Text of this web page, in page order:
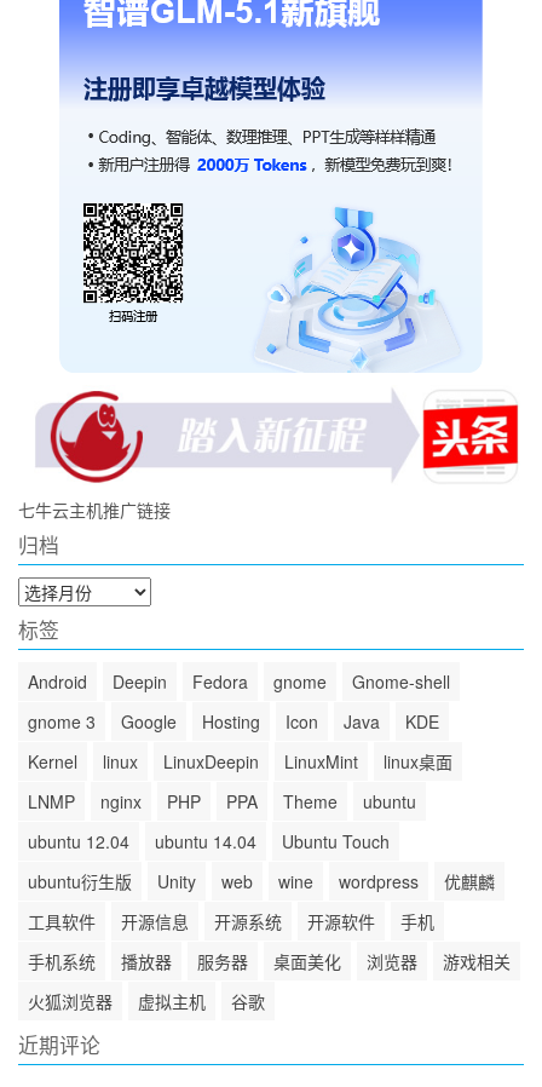
七牛云主机推广链接
归档
归
档
标签
Android Deepin Fedora gnome
Gnome-shell
gnome 3
Google Hosting Icon Java
KDE
Kernel
linux LinuxDeepin LinuxMint
linux桌面
LNMP
nginx PHP PPA Theme
ubuntu
ubuntu 12.04
ubuntu 14.04
Ubuntu Touch
ubuntu衍生版
Unity web wine wordpress
优麒麟
工具软件
开源信息 开源系统 开源软件
手机
手机系统
播放器 服务器 桌面美化 浏览器
游戏相关
火狐浏览器
虚拟主机 谷歌
近期评论